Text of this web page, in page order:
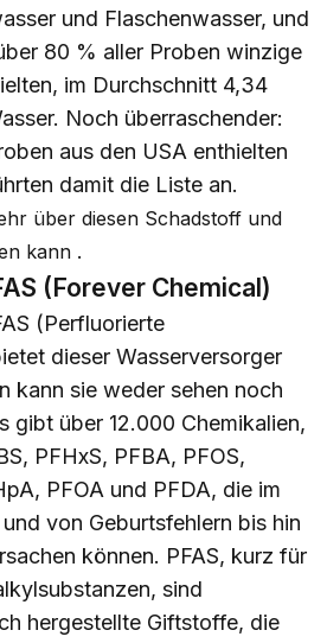
und Flaschenwasser, und
80 % aller Proben winzige
im Durchschnitt 4,34
Noch überraschender:
aus den USA enthielten
damit die Liste an.
über diesen Schadstoff und
kann .
(Forever Chemical)
(Perfluorierte
dieser Wasserversorger
kann sie weder sehen noch
gibt über 12.000 Chemikalien,
PFHxS, PFBA, PFOS,
PFOA und PFDA, die im
von Geburtsfehlern bis hin
können. PFAS, kurz für
sind
hergestellte Giftstoffe, die